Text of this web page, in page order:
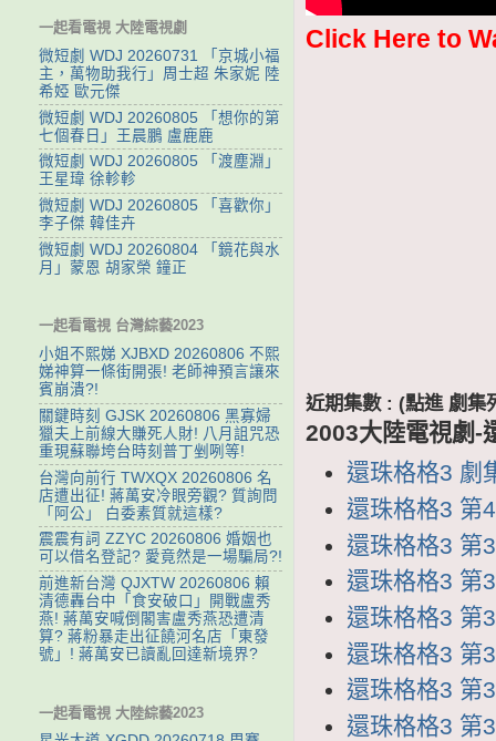
Click Here to
近期集數 : (點進 劇集
2003大陸電視劇-
還珠格格3 劇
還珠格格3 第
還珠格格3 第
還珠格格3 第
還珠格格3 第
還珠格格3 第
還珠格格3 第
還珠格格3 第
一起看電視 大陸電視劇
微短劇 WDJ 20260731 「京城小福
主，萬物助我行」周士超 朱家妮 陸
希婭 歐元傑
微短劇 WDJ 20260805 「想你的第
七個春日」王晨鵬 盧鹿鹿
微短劇 WDJ 20260805 「渡塵淵」
王星瑋 徐軫軫
微短劇 WDJ 20260805 「喜歡你」
李子傑 韓佳卉
微短劇 WDJ 20260804 「鏡花與水
月」蒙恩 胡家榮 鐘正
一起看電視 台灣綜藝2023
小姐不熙娣 XJBXD 20260806 不熙
娣神算一條街開張! 老師神預言讓來
賓崩潰?!
關鍵時刻 GJSK 20260806 黑寡婦
獵夫上前線大賺死人財! 八月詛咒恐
重現蘇聯垮台時刻普丁剉咧等!
台灣向前行 TWXQX 20260806 名
店遭出征! 蔣萬安冷眼旁觀? 質詢問
「阿公」 白委素質就這樣?
震震有詞 ZZYC 20260806 婚姻也
可以借名登記? 愛竟然是一場騙局?!
前進新台灣 QJXTW 20260806 賴
清德轟台中「食安破口」開戰盧秀
燕! 蔣萬安喊倒閣害盧秀燕恐遭清
算? 蔣粉暴走出征饒河名店「東發
號」! 蔣萬安已讀亂回達新境界?
一起看電視 大陸綜藝2023